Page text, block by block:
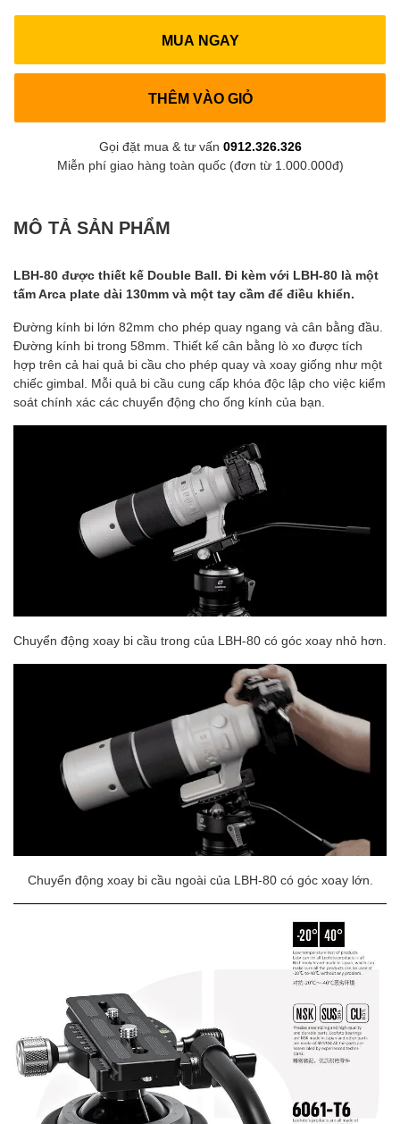
MUA NGAY
THÊM VÀO GIỎ
Gọi đặt mua & tư vấn 0912.326.326
Miễn phí giao hàng toàn quốc (đơn từ 1.000.000đ)
MÔ TẢ SẢN PHẨM
LBH-80 được thiết kế Double Ball. Đi kèm với LBH-80 là một
tấm Arca plate dài 130mm và một tay cầm để điều khiển.
Đường kính bi lớn 82mm cho phép quay ngang và cân bằng đầu.
Đường kính bi trong 58mm. Thiết kế cân bằng lò xo được tích
hợp trên cả hai quả bi cầu cho phép quay và xoay giống như một
chiếc gimbal. Mỗi quả bi cầu cung cấp khóa độc lập cho việc kiểm
soát chính xác các chuyển động cho ống kính của bạn.
Chuyển động xoay bi cầu trong của LBH-80 có góc xoay nhỏ hơn.
Chuyển động xoay bi cầu ngoài của LBH-80 có góc xoay lớn.